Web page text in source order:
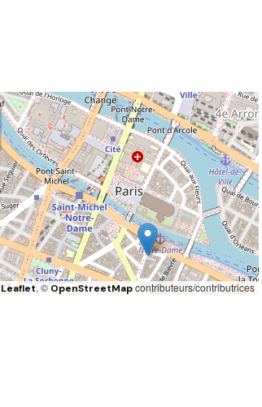
Leaflet, ©OpenStreetMapcontributeurs/contributrices